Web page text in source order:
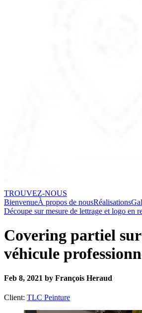
TROUVEZ-NOUS
BienvenueÀ propos de nousRéalisations
Découpe sur mesure de lettrage et logo en
Covering partiel
véhicule
Feb 8, 2021 by François Heraud
Client: TLC Peinture